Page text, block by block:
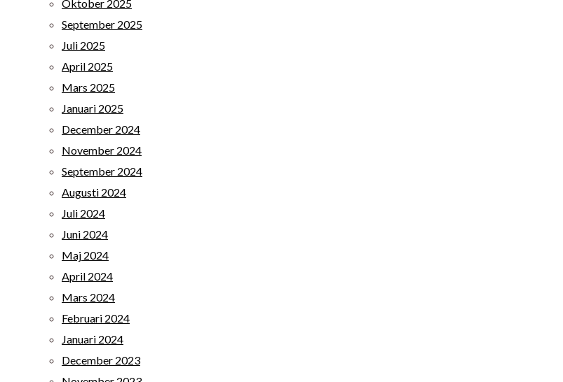
Oktober 2025
September 2025
Juli 2025
April 2025
Mars 2025
Januari 2025
December 2024
November 2024
September 2024
Augusti 2024
Juli 2024
Juni 2024
Maj 2024
April 2024
Mars 2024
Februari 2024
Januari 2024
December 2023